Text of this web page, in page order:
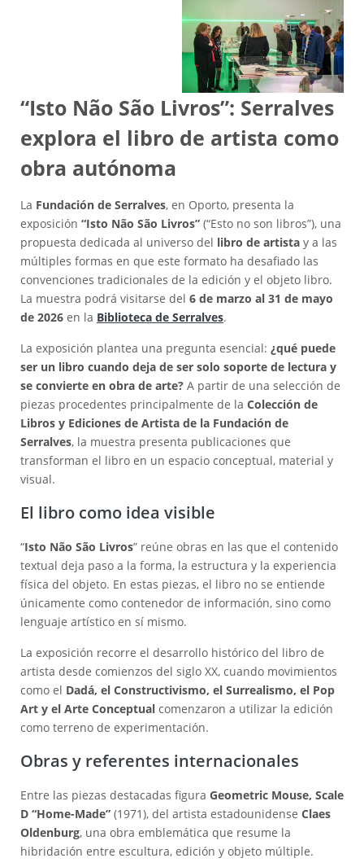
“Isto Não São Livros”: Serralves
explora el libro de artista como
obra autónoma
La Fundación de Serralves, en Oporto, presenta la
exposición “Isto Não São Livros” (“Esto no son libros”), una
propuesta dedicada al universo del libro de artista y a las
múltiples formas en que este formato ha desafiado las
convenciones tradicionales de la edición y el objeto libro.
La muestra podrá visitarse del 6 de marzo al 31 de mayo
de 2026 en la Biblioteca de Serralves.
La exposición plantea una pregunta esencial: ¿qué puede
ser un libro cuando deja de ser solo soporte de lectura y
se convierte en obra de arte? A partir de una selección de
piezas procedentes principalmente de la Colección de
Libros y Ediciones de Artista de la Fundación de
Serralves, la muestra presenta publicaciones que
transforman el libro en un espacio conceptual, material y
visual.
El libro como idea visible
“Isto Não São Livros” reúne obras en las que el contenido
textual deja paso a la forma, la estructura y la experiencia
física del objeto. En estas piezas, el libro no se entiende
únicamente como contenedor de información, sino como
lenguaje artístico en sí mismo.
La exposición recorre el desarrollo histórico del libro de
artista desde comienzos del siglo XX, cuando movimientos
como el Dadá, el Constructivismo, el Surrealismo, el Pop
Art y el Arte Conceptual comenzaron a utilizar la edición
como terreno de experimentación.
Obras y referentes internacionales
Entre las piezas destacadas figura Geometric Mouse, Scale
D “Home-Made” (1971), del artista estadounidense Claes
Oldenburg, una obra emblemática que resume la
hibridación entre escultura, edición y objeto múltiple.